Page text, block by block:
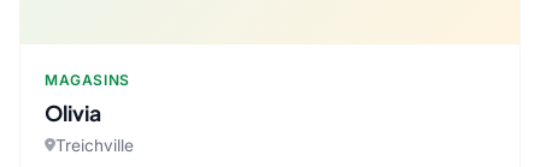
MAGASINS
Olivia
Treichville